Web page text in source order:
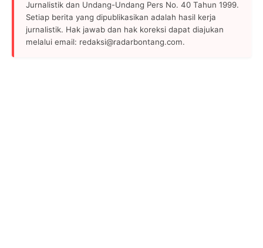
Jurnalistik dan Undang-Undang Pers No. 40 Tahun 1999.
Setiap berita yang dipublikasikan adalah hasil kerja
jurnalistik. Hak jawab dan hak koreksi dapat diajukan
melalui email: redaksi@radarbontang.com.